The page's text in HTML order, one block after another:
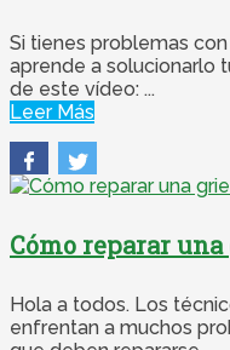
Si tienes problemas
aprende a solucionarlo
de este vídeo: ...
Leer Más
Cómo reparar
Hola a todos. Los
enfrentan a muchos